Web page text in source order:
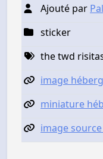
Ajouté par
sticker
the twd
image
miniature
image